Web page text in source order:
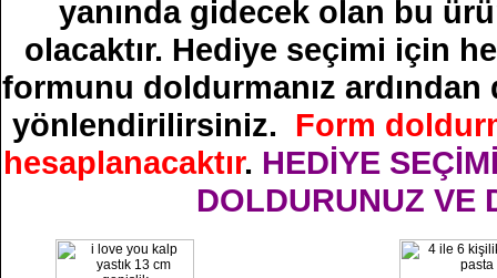
yanında gidecek olan bu
olacaktır. Hediye seçimi için
formunu doldurmanız
yönlendirilirsiniz. Form
hesaplanacaktır. HEDİYE
DOLDURUNUZ VE